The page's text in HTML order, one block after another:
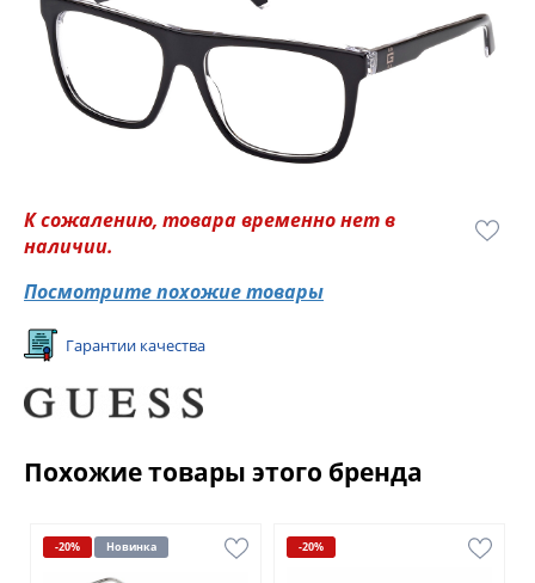
К сожалению, товара временно нет в
наличии.
Посмотрите похожие товары
Гарантии качества
Похожие товары этого бренда
-20% Новинка -20%